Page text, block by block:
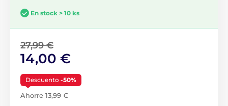
En stock > 10 ks
27,99 €
14,00 €
Descuento -50%
Ahorre 13,99 €